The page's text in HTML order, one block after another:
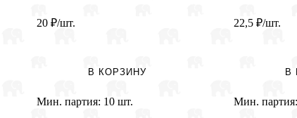
20 ₽/шт.
В КОРЗИНУ
Мин. партия: 10 шт.
22,5 ₽/шт.
В
Мин. партия: